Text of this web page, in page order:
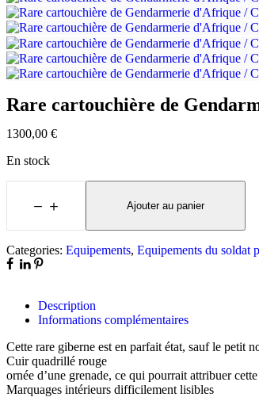
Rare cartouchière de
1300,00 €
En stock
Ajouter au panier
Categories: Equipements, Equipements du soldat
Description
Informations complémentaires
Cette rare giberne est en parfait état, sauf le petit
Cuir quadrillé rouge
ornée d’une grenade, ce qui pourrait attribuer
Marquages intérieurs difficilement lisibles